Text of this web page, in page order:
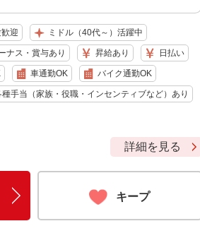
迎 ミドル（40代～）活躍中
ナス・賞与あり 昇給あり 日払い
車通勤OK バイク通勤OK
種手当（家族・役職・インセンティブなど）あり
詳細を見る
キープ